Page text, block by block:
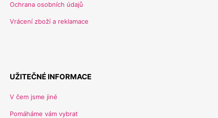
Ochrana osobních údajů
Vrácení zboží a reklamace
UŽITEČNÉ INFORMACE
V čem jsme jiné
Pomáháme vám vybrat